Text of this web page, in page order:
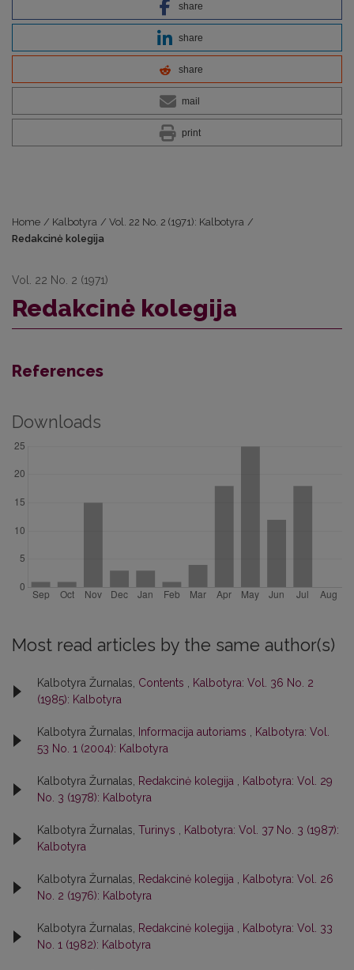
share
share
share
mail
print
Home / Kalbotyra / Vol. 22 No. 2 (1971): Kalbotyra /
Redakcinė kolegija
Vol. 22 No. 2 (1971)
Redakcinė kolegija
References
Downloads
Most read articles by the same author(s)
Kalbotyra Žurnalas, Contents
Kalbotyra: Vol. 36 No. 2
(1985): Kalbotyra
Kalbotyra Žurnalas, Informacija autoriams
Kalbotyra: Vol.
53 No. 1 (2004): Kalbotyra
Kalbotyra Žurnalas, Redakcinė kolegija
Kalbotyra: Vol. 29
No. 3 (1978): Kalbotyra
Kalbotyra Žurnalas, Turinys
Kalbotyra: Vol. 37 No. 3 (1987):
Kalbotyra
Kalbotyra Žurnalas, Redakcinė kolegija
Kalbotyra: Vol. 26
No. 2 (1976): Kalbotyra
Kalbotyra Žurnalas, Redakcinė kolegija
Kalbotyra: Vol. 33
No. 1 (1982): Kalbotyra